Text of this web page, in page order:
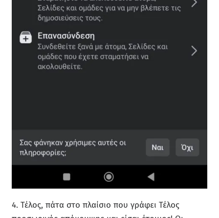
4. Τέλος, πάτα στο πλαίσιο που γράφει Τέλος